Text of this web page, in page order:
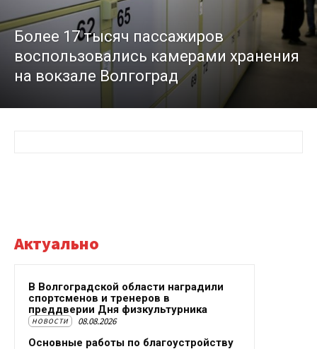
Более 17 тысяч пассажиров
воспользовались камерами хранения
на вокзале Волгоград
Актуально
В Волгоградской области наградили
спортсменов и тренеров в
преддверии Дня физкультурника
НОВОСТИ 08.08.2026
Основные работы по благоустройству